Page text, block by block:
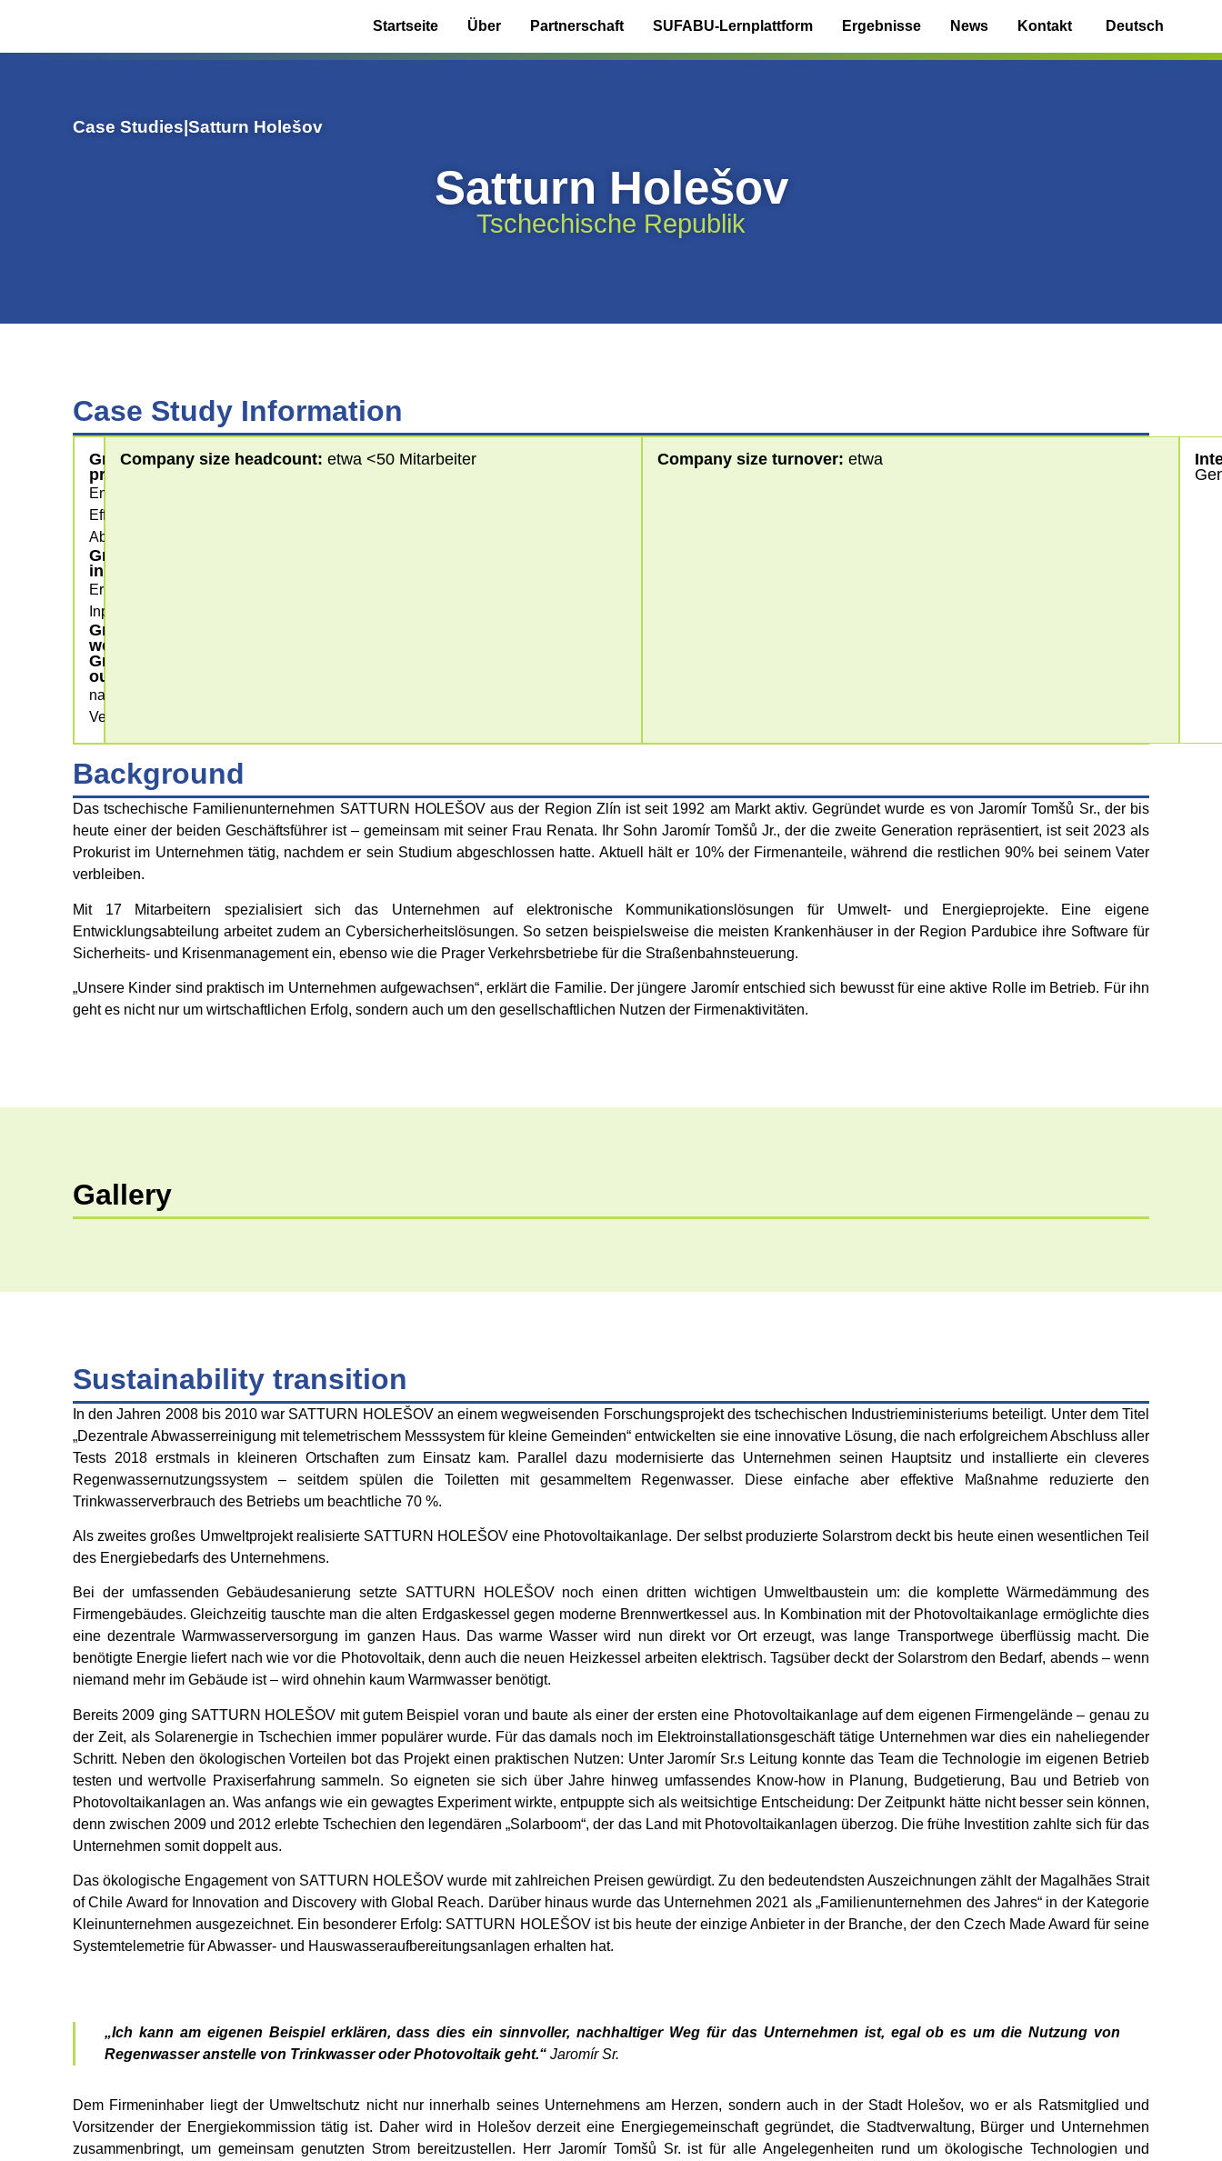
Startseite Über Partnerschaft SUFABU-Lernplattform Ergebnisse News Kontakt Deutsch
Case Studies Satturn Holešov
Satturn Holešov
Tschechische Republik
Case Study Information
Greening
processes
Energie-
Effizienz,
Abfallwirtschaft
Greening
input
Erneuerbare
Inputs
Greening
workplace
Greening
outputs
nachhaltiger
Verbrauch
Company size headcount: etwa <50 Mitarbeiter Company size turnover: etwa
Background
Das tschechische Familienunternehmen SATTURN HOLEŠOV aus der Region Zlín ist seit 1992 am Markt aktiv. Gegründet wurde es von Jaromír Tomšů Sr., der bis
heute einer der beiden Geschäftsführer ist – gemeinsam mit seiner Frau Renata. Ihr Sohn Jaromír Tomšů Jr., der die zweite Generation repräsentiert, ist seit 2023 als
Prokurist im Unternehmen tätig, nachdem er sein Studium abgeschlossen hatte. Aktuell hält er 10% der Firmenanteile, während die restlichen 90% bei seinem Vater
verbleiben.
Mit 17 Mitarbeitern spezialisiert sich das Unternehmen auf elektronische Kommunikationslösungen für Umwelt- und Energieprojekte. Eine eigene
Entwicklungsabteilung arbeitet zudem an Cybersicherheitslösungen. So setzen beispielsweise die meisten Krankenhäuser in der Region Pardubice ihre Software für
Sicherheits- und Krisenmanagement ein, ebenso wie die Prager Verkehrsbetriebe für die Straßenbahnsteuerung.
„Unsere Kinder sind praktisch im Unternehmen aufgewachsen“, erklärt die Familie. Der jüngere Jaromír entschied sich bewusst für eine aktive Rolle im Betrieb. Für ihn
geht es nicht nur um wirtschaftlichen Erfolg, sondern auch um den gesellschaftlichen Nutzen der Firmenaktivitäten.
Gallery
Sustainability transition
In den Jahren 2008 bis 2010 war SATTURN HOLEŠOV an einem wegweisenden Forschungsprojekt des tschechischen Industrieministeriums beteiligt. Unter dem Titel
„Dezentrale Abwasserreinigung mit telemetrischem Messsystem für kleine Gemeinden“ entwickelten sie eine innovative Lösung, die nach erfolgreichem Abschluss aller
Tests 2018 erstmals in kleineren Ortschaften zum Einsatz kam. Parallel dazu modernisierte das Unternehmen seinen Hauptsitz und installierte ein cleveres
Regenwassernutzungssystem – seitdem spülen die Toiletten mit gesammeltem Regenwasser. Diese einfache aber effektive Maßnahme reduzierte den
Trinkwasserverbrauch des Betriebs um beachtliche 70 %.
Als zweites großes Umweltprojekt realisierte SATTURN HOLEŠOV eine Photovoltaikanlage. Der selbst produzierte Solarstrom deckt bis heute einen wesentlichen Teil
des Energiebedarfs des Unternehmens.
Bei der umfassenden Gebäudesanierung setzte SATTURN HOLEŠOV noch einen dritten wichtigen Umweltbaustein um: die komplette Wärmedämmung des
Firmengebäudes. Gleichzeitig tauschte man die alten Erdgaskessel gegen moderne Brennwertkessel aus. In Kombination mit der Photovoltaikanlage ermöglichte dies
eine dezentrale Warmwasserversorgung im ganzen Haus. Das warme Wasser wird nun direkt vor Ort erzeugt, was lange Transportwege überflüssig macht. Die
benötigte Energie liefert nach wie vor die Photovoltaik, denn auch die neuen Heizkessel arbeiten elektrisch. Tagsüber deckt der Solarstrom den Bedarf, abends – wenn
niemand mehr im Gebäude ist – wird ohnehin kaum Warmwasser benötigt.
Bereits 2009 ging SATTURN HOLEŠOV mit gutem Beispiel voran und baute als einer der ersten eine Photovoltaikanlage auf dem eigenen Firmengelände – genau zu
der Zeit, als Solarenergie in Tschechien immer populärer wurde. Für das damals noch im Elektroinstallationsgeschäft tätige Unternehmen war dies ein naheliegender
Schritt. Neben den ökologischen Vorteilen bot das Projekt einen praktischen Nutzen: Unter Jaromír Sr.s Leitung konnte das Team die Technologie im eigenen Betrieb
testen und wertvolle Praxiserfahrung sammeln. So eigneten sie sich über Jahre hinweg umfassendes Know-how in Planung, Budgetierung, Bau und Betrieb von
Photovoltaikanlagen an. Was anfangs wie ein gewagtes Experiment wirkte, entpuppte sich als weitsichtige Entscheidung: Der Zeitpunkt hätte nicht besser sein können,
denn zwischen 2009 und 2012 erlebte Tschechien den legendären „Solarboom“, der das Land mit Photovoltaikanlagen überzog. Die frühe Investition zahlte sich für das
Unternehmen somit doppelt aus.
Das ökologische Engagement von SATTURN HOLEŠOV wurde mit zahlreichen Preisen gewürdigt. Zu den bedeutendsten Auszeichnungen zählt der Magalhães Strait
of Chile Award for Innovation and Discovery with Global Reach. Darüber hinaus wurde das Unternehmen 2021 als „Familienunternehmen des Jahres“ in der Kategorie
Kleinunternehmen ausgezeichnet. Ein besonderer Erfolg: SATTURN HOLEŠOV ist bis heute der einzige Anbieter in der Branche, der den Czech Made Award für seine
Systemtelemetrie für Abwasser- und Hauswasseraufbereitungsanlagen erhalten hat.
„Ich kann am eigenen Beispiel erklären, dass dies ein sinnvoller, nachhaltiger Weg für das Unternehmen ist, egal ob es um die Nutzung von
Regenwasser anstelle von Trinkwasser oder Photovoltaik geht.“ Jaromír Sr.
Dem Firmeninhaber liegt der Umweltschutz nicht nur innerhalb seines Unternehmens am Herzen, sondern auch in der Stadt Holešov, wo er als Ratsmitglied und
Vorsitzender der Energiekommission tätig ist. Daher wird in Holešov derzeit eine Energiegemeinschaft gegründet, die Stadtverwaltung, Bürger und Unternehmen
zusammenbringt, um gemeinsam genutzten Strom bereitzustellen. Herr Jaromír Tomšů Sr. ist für alle Angelegenheiten rund um ökologische Technologien und